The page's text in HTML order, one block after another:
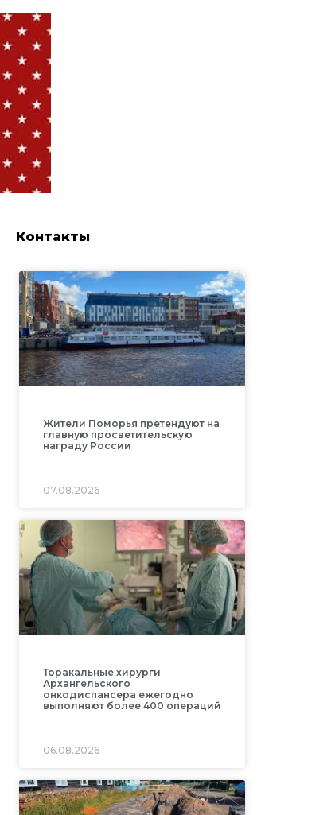
Контакты
Жители Поморья претендуют на
главную просветительскую
награду России
07.08.2026
Торакальные хирурги
Архангельского
онкодиспансера ежегодно
выполняют более 400 операций
06.08.2026